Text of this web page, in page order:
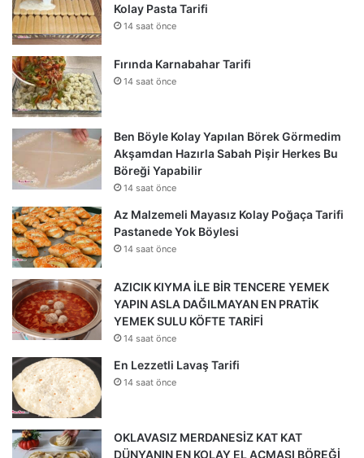
Kolay Pasta Tarifi
14 saat önce
Fırında Karnabahar Tarifi
14 saat önce
Ben Böyle Kolay Yapılan Börek Görmedim
Akşamdan Hazırla Sabah Pişir Herkes Bu
Böreği Yapabilir
14 saat önce
Az Malzemeli Mayasız Kolay Poğaça Tarifi
Pastanede Yok Böylesi
14 saat önce
AZICIK KIYMA İLE BİR TENCERE YEMEK
YAPIN ASLA DAĞILMAYAN EN PRATİK
YEMEK SULU KÖFTE TARİFİ
14 saat önce
En Lezzetli Lavaş Tarifi
14 saat önce
OKLAVASIZ MERDANESİZ KAT KAT
DÜNYANIN EN KOLAY EL AÇMASI BÖREĞİ